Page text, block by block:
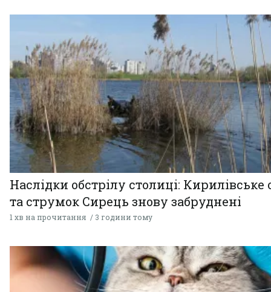
Наслідки обстрілу столиці: Кирилівське
та струмок Сирець знову забруднені
1 хв на прочитання 3 години тому